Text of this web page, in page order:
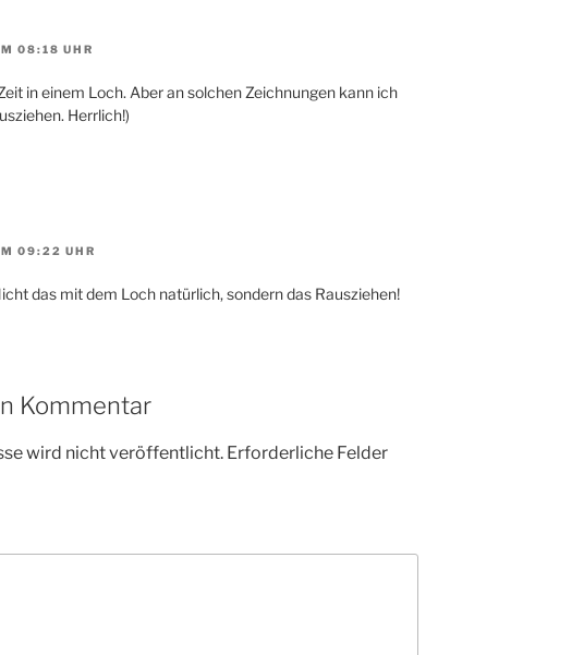
08:18 UHR
in einem Loch. Aber an solchen Zeichnungen kann ich
Herrlich!)
09:22 UHR
das mit dem Loch natürlich, sondern das Rausziehen!
Kommentar
wird nicht veröffentlicht. Erforderliche Felder